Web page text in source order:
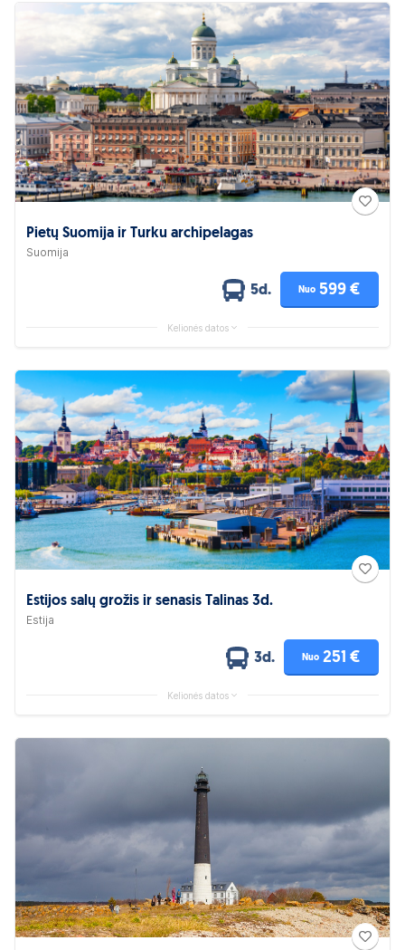
Pietų Suomija ir Turku archipelagas
Suomija
5d. Nuo 599 €
Kelionės datos
Estijos salų grožis ir senasis Talinas 3d.
Estija
3d. Nuo 251 €
Kelionės datos